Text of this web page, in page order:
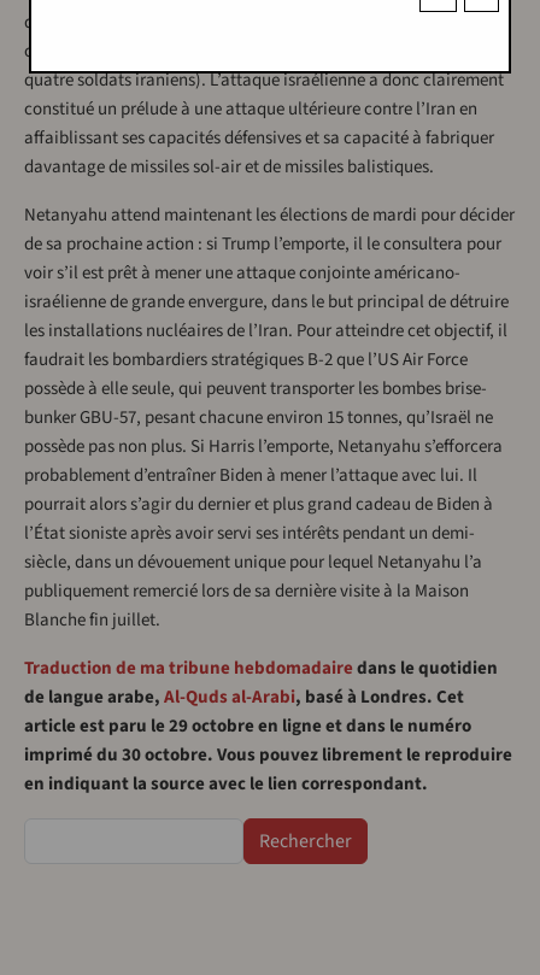
de carburant géants que Téhéran utilise pour fabriquer le
carburant nécessaire à ses missiles (l’attaque a également tué
quatre soldats iraniens). L’attaque israélienne a donc clairement
constitué un prélude à une attaque ultérieure contre l’Iran en
affaiblissant ses capacités défensives et sa capacité à fabriquer
davantage de missiles sol-air et de missiles balistiques.
Netanyahu attend maintenant les élections de mardi pour décider
de sa prochaine action : si Trump l’emporte, il le consultera pour
voir s’il est prêt à mener une attaque conjointe américano-
israélienne de grande envergure, dans le but principal de détruire
les installations nucléaires de l’Iran. Pour atteindre cet objectif, il
faudrait les bombardiers stratégiques B-2 que l’US Air Force
possède à elle seule, qui peuvent transporter les bombes brise-
bunker GBU-57, pesant chacune environ 15 tonnes, qu’Israël ne
possède pas non plus. Si Harris l’emporte, Netanyahu s’efforcera
probablement d’entraîner Biden à mener l’attaque avec lui. Il
pourrait alors s’agir du dernier et plus grand cadeau de Biden à
l’État sioniste après avoir servi ses intérêts pendant un demi-
siècle, dans un dévouement unique pour lequel Netanyahu l’a
publiquement remercié lors de sa dernière visite à la Maison
Blanche fin juillet.
Traduction de ma tribune hebdomadairedans le quotidien
de langue arabe,Al-Quds al-Arabi, basé à Londres. Cet
article est paru le 29 octobre en ligne et dans le numéro
imprimé du 30 octobre. Vous pouvez librement le reproduire
en indiquant la source avec le lien correspondant.